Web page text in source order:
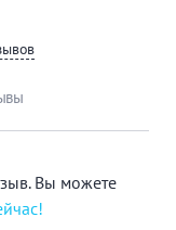
Вы можете